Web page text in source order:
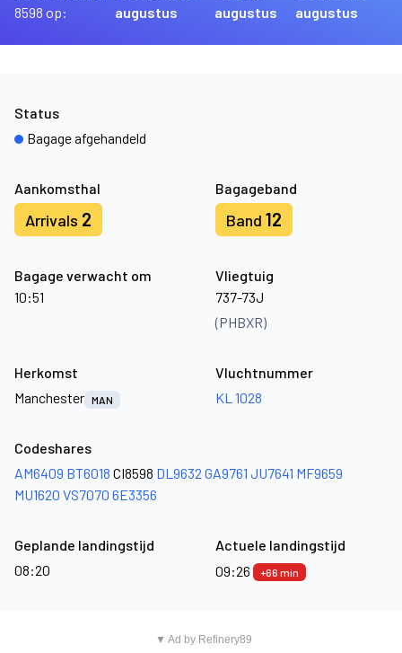
8598 op:
augustus
augustus
augustus
Aankomsthal
Arrivals 2
Bagageband
Band 12
Bagage verwacht om
10:51
Vliegtuig
737-73J
(PHBXR)
Status
Bagage afgehandeld
Herkomst
Manchester MAN
Vluchtnummer
KL 1028
Codeshares
AM6409 BT6018 CI8598 DL9632 GA9761 JU7641 MF9659
MU1620 VS7070 6E3356
Geplande landingstijd
08:20
Actuele landingstijd
09:26
+66 min
▼ Ad by Refinery89